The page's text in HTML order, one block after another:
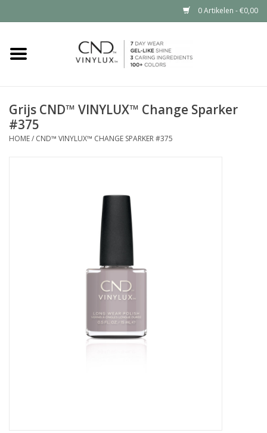
0 Artikelen - €0,00
Home
Nailart voor jou
Grijs CND™ VINYLUX™ Change Sparker
#375
HOME/ CND™ VINYLUX™ CHANGE SPARKER #375